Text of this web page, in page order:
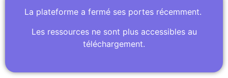
La plateforme a fermé ses portes récemment.
Les ressources ne sont plus accessibles au
téléchargement.